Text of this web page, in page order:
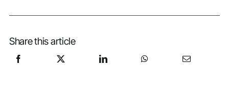
Share this article